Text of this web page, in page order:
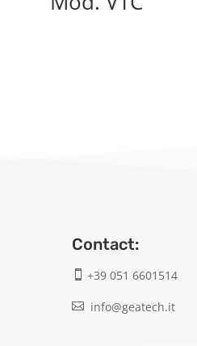
Contact:
 +39 051 6601514
 info@geatech.it